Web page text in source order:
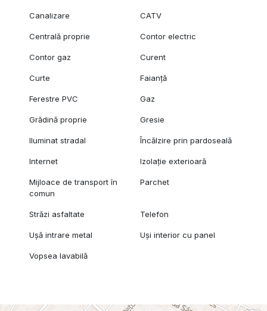
Canalizare CATV
Centrală proprie Contor electric
Contor gaz Curent
Curte Faianță
Ferestre PVC Gaz
Grădină proprie Gresie
Iluminat stradal Încălzire prin pardoseală
Internet Izolație exterioară
Mijloace de transport în
comun
Parchet
Străzi asfaltate Telefon
Ușă intrare metal Uși interior cu panel
Vopsea lavabilă